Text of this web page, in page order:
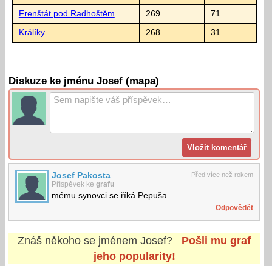
Frenštát pod Radhoštěm 269 71
Králíky 268 31
Diskuze ke jménu Josef (mapa)
Před více než rokem
Josef Pakosta
Příspěvek kegrafu
mému synovci se říká Pepuša
Odpovědět
Znáš někoho se jménemJosef?
Pošli mu graf
jeho popularity!